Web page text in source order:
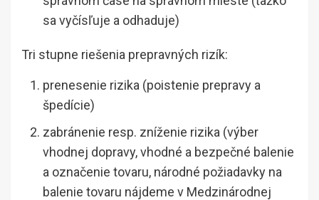
sa vyčísľuje a odhaduje)
Tri stupne riešenia prepravných rizík:
prenesenie rizika (poistenie prepravy a
špedície)
zabránenie resp. zníženie rizika (výber
vhodnej dopravy, vhodné a bezpečné balenie
a označenie tovaru, národné požiadavky na
balenie tovaru nájdeme v Medzinárodnej